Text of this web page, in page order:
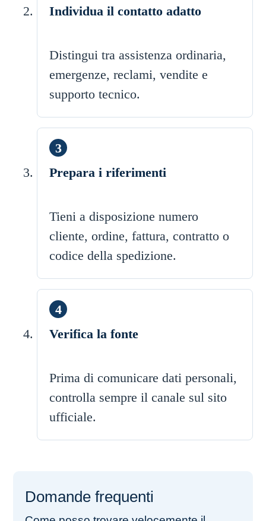
Individua il contatto adatto
Distingui tra assistenza ordinaria,
emergenze, reclami, vendite e
supporto tecnico.
Prepara i riferimenti
Tieni a disposizione numero
cliente, ordine, fattura, contratto o
codice della spedizione.
Verifica la fonte
Prima di comunicare dati personali,
controlla sempre il canale sul sito
ufficiale.
Domande frequenti